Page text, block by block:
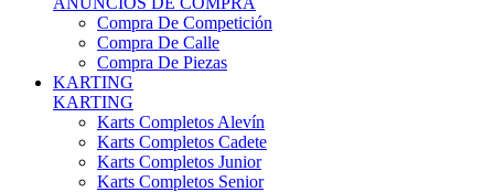
Compra De Competición
Compra De Calle
Compra De Piezas
KARTING
KARTING
Karts Completos Alevín
Karts Completos Cadete
Karts Completos Junior
Karts Completos Senior